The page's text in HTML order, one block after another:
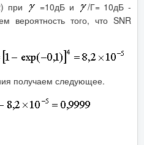
при
=10дБ и
/Г= 10дБ -
вероятность того, что SNR
получаем следующее.